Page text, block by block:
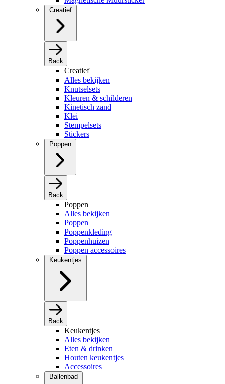
Creatief
Back
Creatief
Alles bekijken
Knutselsets
Kleuren & schilderen
Kinetisch zand
Klei
Stempelsets
Stickers
Poppen
Back
Poppen
Alles bekijken
Poppen
Poppenkleding
Poppenhuizen
Poppen accessoires
Keukentjes
Back
Keukentjes
Alles bekijken
Eten & drinken
Houten keukentjes
Accessoires
Ballenbad